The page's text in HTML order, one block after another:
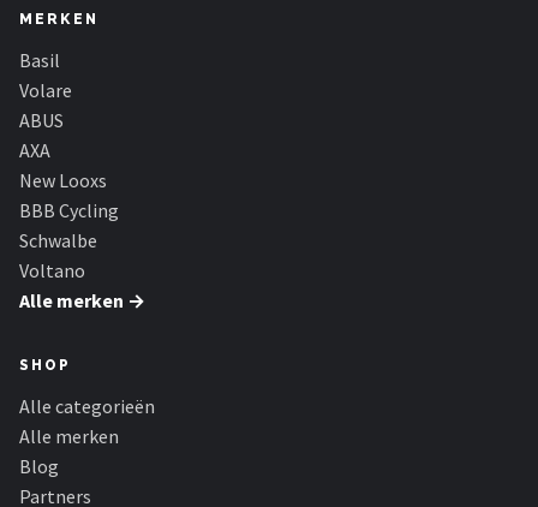
MERKEN
Basil
Volare
ABUS
AXA
New Looxs
BBB Cycling
Schwalbe
Voltano
Alle merken →
SHOP
Alle categorieën
Alle merken
Blog
Partners